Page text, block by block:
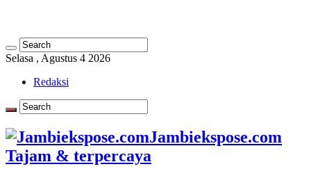
Selasa , Agustus 4 2026
Redaksi
Jambiekspose.com
Tajam & terpercaya